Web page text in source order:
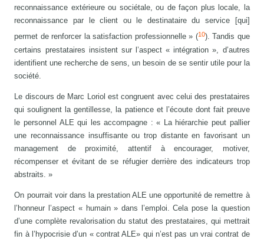
reconnaissance extérieure ou sociétale, ou de façon plus locale, la
reconnaissance par le client ou le destinataire du service [qui]
permet de renforcer la satisfaction professionnelle » (10). Tandis que
certains prestataires insistent sur l’aspect « intégration », d’autres
identifient une recherche de sens, un besoin de se sentir utile pour la
société.
Le discours de Marc Loriol est congruent avec celui des prestataires
qui soulignent la gentillesse, la patience et l’écoute dont fait preuve
le personnel ALE qui les accompagne : « La hiérarchie peut pallier
une reconnaissance insuffisante ou trop distante en favorisant un
management de proximité, attentif à encourager, motiver,
récompenser et évitant de se réfugier derrière des indicateurs trop
abstraits. »
On pourrait voir dans la prestation ALE une opportunité de remettre à
l’honneur l’aspect « humain » dans l’emploi. Cela pose la question
d’une complète revalorisation du statut des prestataires, qui mettrait
fin à l’hypocrisie d’un « contrat ALE» qui n’est pas un vrai contrat de